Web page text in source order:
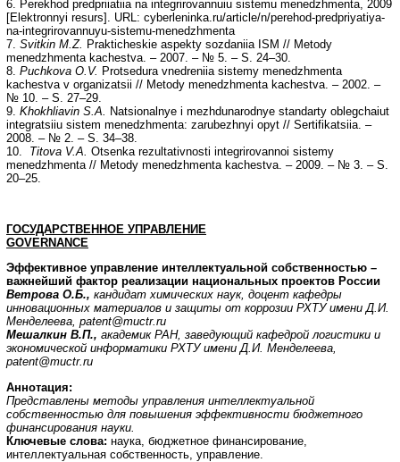
6. Perekhod predpriiatiia na integrirovannuiu sistemu menedzhmenta, 2009
[Elektronnyi resurs]. URL: cyberleninka.ru/article/n/perehod-predpriyatiya-
na-integrirovannuyu-sistemu-menedzhmenta
7. Svitkin M.Z. Prakticheskie aspekty sozdaniia ISM // Metody
menedzhmenta kachestva. – 2007. – № 5. – S. 24–30.
8. Puchkova O.V. Protsedura vnedreniia sistemy menedzhmenta
kachestva v organizatsii // Metody menedzhmenta kachestva. – 2002. –
№ 10. – S. 27–29.
9. Khokhliavin S.A. Natsionalnye i mezhdunarodnye standarty oblegchaiut
integratsiiu sistem menedzhmenta: zarubezhnyi opyt // Sertifikatsiia. –
2008. – № 2. – S. 34–38.
10. Titova V.A. Otsenka rezultativnosti integrirovannoi sistemy
menedzhmenta // Metody menedzhmenta kachestva. – 2009. – № 3. – S.
20–25.
ГОСУДАРСТВЕННОЕ УПРАВЛЕНИЕ
GOVERNANCE
Эффективное управление интеллектуальной собственностью –
важнейший фактор реализации национальных проектов России
Ветрова О.Б., кандидат химических наук, доцент кафедры
инновационных материалов и защиты от коррозии РХТУ имени Д.И.
Менделеева, patent@muctr.ru
Мешалкин В.П., академик РАН, заведующий кафедрой логистики и
экономической информатики РХТУ имени Д.И. Менделеева,
patent@muctr.ru
Аннотация:
Представлены методы управления интеллектуальной
собственностью для повышения эффективности бюджетного
финансирования науки.
Ключевые слова: наука, бюджетное финансирование,
интеллектуальная собственность, управление.